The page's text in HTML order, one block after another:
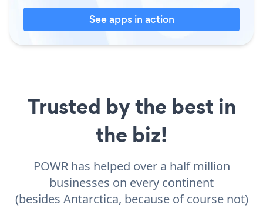
See apps in action
Trusted by the best in
the biz!
POWR has helped over a half million
businesses on every continent
(besides Antarctica, because of course not)